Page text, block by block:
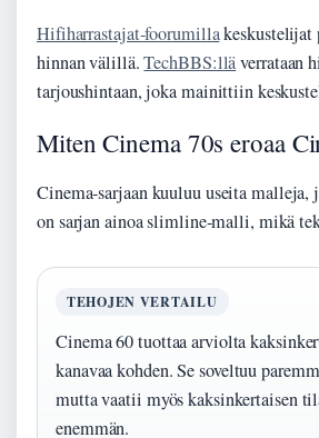
Hifiharrastajat-foorumillakeskustelijat
hinnan välillä.TechBBS:lläverrataan
tarjoushintaan, joka mainittiin
Miten Cinema 70s eroaa
Cinema-sarjaan kuuluu useita
on sarjan ainoa slimline-malli, mikä
TEHOJEN VERTAILU
Cinema 60 tuottaa arviolta
kanavaa kohden. Se soveltuu
mutta vaatii myös kaksinkertaisen
enemmän.